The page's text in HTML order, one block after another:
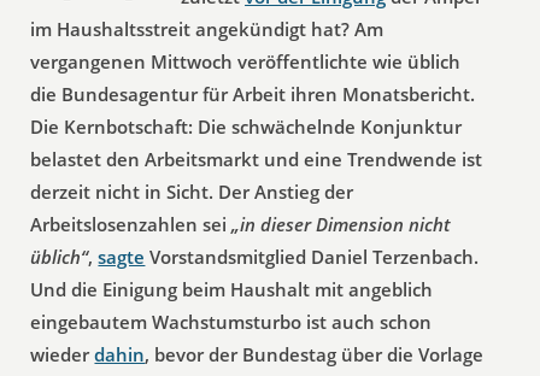
im Haushaltsstreit angekündigt hat? Am
vergangenen Mittwoch veröffentlichte wie üblich
die Bundesagentur für Arbeit ihren Monatsbericht.
Die Kernbotschaft: Die schwächelnde Konjunktur
belastet den Arbeitsmarkt und eine Trendwende ist
derzeit nicht in Sicht. Der Anstieg der
Arbeitslosenzahlen sei„in dieser Dimension nicht
üblich“,sagte Vorstandsmitglied Daniel Terzenbach.
Und die Einigung beim Haushalt mit angeblich
eingebautem Wachstumsturbo ist auch schon
wiederdahin, bevor der Bundestag über die Vorlage